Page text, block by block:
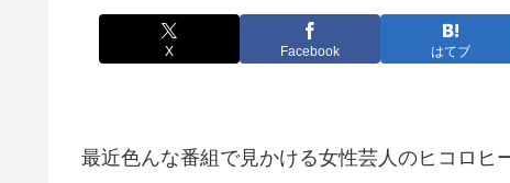
X Facebook はてブ
最近色んな番組で見かける女性芸人のヒコロヒ